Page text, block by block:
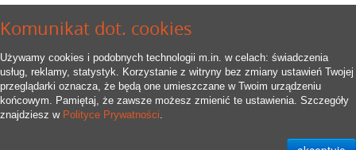
Komunikat dot. cookies
Używamy cookies i podobnych technologii m.in. w celach: świadczenia
usług, reklamy, statystyk. Korzystanie z witryny bez zmiany ustawień Twojej
przeglądarki oznacza, że będą one umieszczane w Twoim urządzeniu
końcowym. Pamiętaj, że zawsze możesz zmienić te ustawienia. Szczegóły
znajdziesz w Polityce Prywatności.